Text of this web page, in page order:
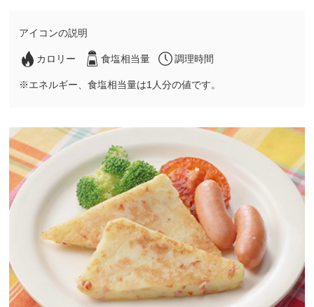
アイコンの説明
カロリー 食塩相当量 調理時間
※エネルギー、食塩相当量は1人分の値です。